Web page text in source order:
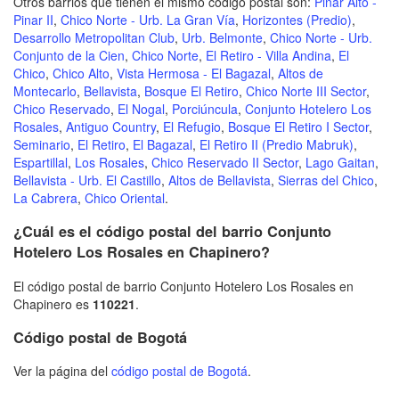
Pinar II, Chico Norte - Urb. La Gran Vía, Horizontes (Predio),
Desarrollo Metropolitan Club, Urb. Belmonte, Chico Norte - Urb.
Conjunto de la Cien, Chico Norte, El Retiro - Villa Andina, El
Chico, Chico Alto, Vista Hermosa - El Bagazal, Altos de
Montecarlo, Bellavista, Bosque El Retiro, Chico Norte III Sector,
Chico Reservado, El Nogal, Porciúncula, Conjunto Hotelero Los
Rosales, Antiguo Country, El Refugio, Bosque El Retiro I Sector,
Seminario, El Retiro, El Bagazal, El Retiro II (Predio Mabruk),
Espartillal, Los Rosales, Chico Reservado II Sector, Lago Gaitan,
Bellavista - Urb. El Castillo, Altos de Bellavista, Sierras del Chico,
La Cabrera, Chico Oriental.
¿Cuál es el código postal del barrio Conjunto
Hotelero Los Rosales en Chapinero?
El código postal de barrio Conjunto Hotelero Los Rosales en
Chapinero es 110221.
Código postal de Bogotá
Ver la página del código postal de Bogotá.